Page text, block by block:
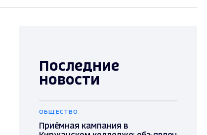
Последние
новости
ОБЩЕСТВО
Приёмная кампания в